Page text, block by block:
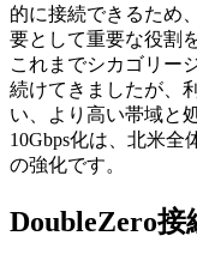
的に接続できるため
要として重要な役割
これまでシカゴリー
続けてきましたが、
い、より高い帯域と
10Gbps化は、北米
の強化です。
DoubleZero